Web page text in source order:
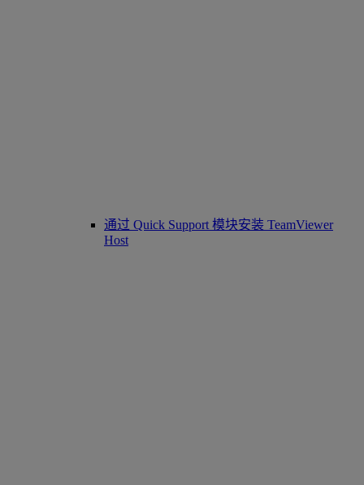
通过 Quick Support 模块安装 TeamViewer
Host